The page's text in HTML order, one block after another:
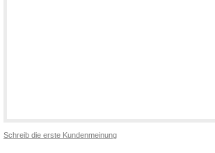
Schreib die erste Kundenmeinung